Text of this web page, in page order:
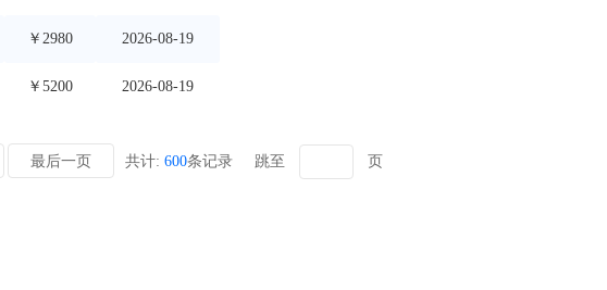
￥2980 2026-08-19
￥5200 2026-08-19
最后一页 共计: 600条记录 跳至 页